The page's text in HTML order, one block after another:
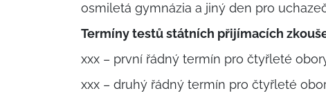
osmiletá gymnázia a jiný den pro
Termíny testů státních přijímacích
xxx – první řádný termín pro čtyřleté
xxx – druhý řádný termín pro čtyřleté